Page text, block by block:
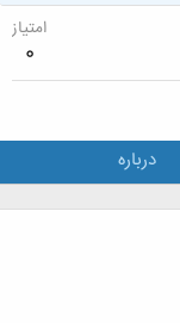
امتیاز
0
درباره